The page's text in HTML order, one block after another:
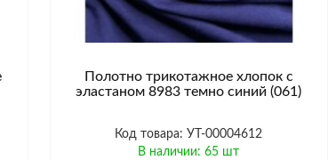
Полотно трикотажное хлопок с
эластаном 8983 темно синий (061)
Код товара: УТ-00004612
В наличии: 65 шт